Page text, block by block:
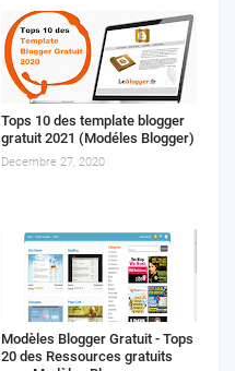
Tops 10 des template blogger
gratuit 2021 (Modéles Blogger)
Decembre 27, 2020
Modèles Blogger Gratuit - Tops
20 des Ressources gratuits